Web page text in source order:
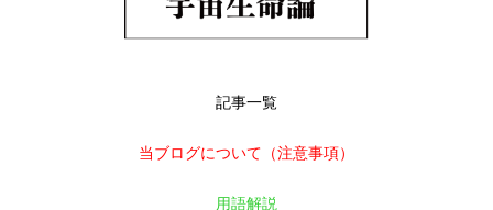
記事一覧
当ブログについて（注意事項）
用語解説